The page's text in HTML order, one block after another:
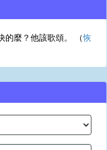
的麼？他該歌頌。 （恢